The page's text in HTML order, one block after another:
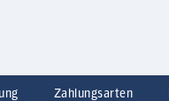
Zahlungsarten